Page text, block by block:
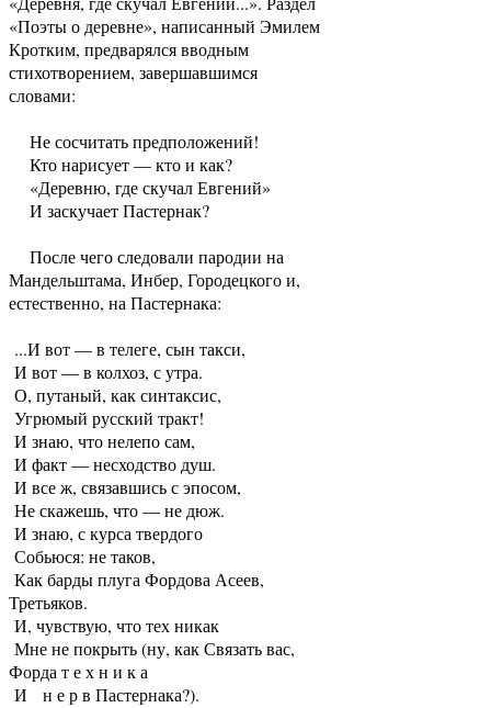
«Поэты о деревне», написанный Эмилем
Кротким, предварялся вводным
стихотворением, завершавшимся
словами:
Не сосчитать предположений!
Кто нарисует — кто и как?
«Деревню, где скучал Евгений»
И заскучает Пастернак?
После чего следовали пародии на
Мандельштама, Инбер, Городецкого и,
естественно, на Пастернака:
...И вот — в телеге, сын такси,
И вот — в колхоз, с утра.
О, путаный, как синтаксис,
Угрюмый русский тракт!
И знаю, что нелепо сам,
И факт — несходство душ.
И все ж, связавшись с эпосом,
Не скажешь, что — не дюж.
И знаю, с курса твердого
Собьюся: не таков,
Как барды плуга Фордова Асеев,
Третьяков.
И, чувствую, что тех никак
Мне не покрыть (ну, как Связать вас,
Форда т е х н и к а
И н е р в Пастернака?).